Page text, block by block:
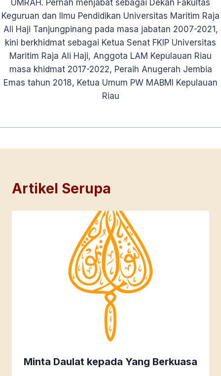
UMRAH. Pernah menjabat sebagai Dekan Fakultas
Keguruan dan Ilmu Pendidikan Universitas Maritim Raja
Ali Haji Tanjungpinang pada masa jabatan 2007-2021,
kini berkhidmat sebagai Ketua Senat FKIP Universitas
Maritim Raja Ali Haji, Anggota LAM Kepulauan Riau
masa khidmat 2017-2022, Peraih Anugerah Jembia
Emas tahun 2018, Ketua Umum PW MABMI Kepulauan
Riau
Artikel Serupa
Minta Daulat kepada Yang Berkuasa